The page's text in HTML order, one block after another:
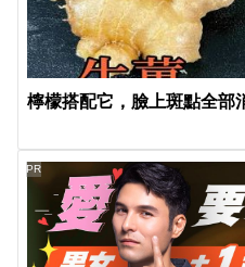
檸檬搭配它，臉上斑點全部
PR